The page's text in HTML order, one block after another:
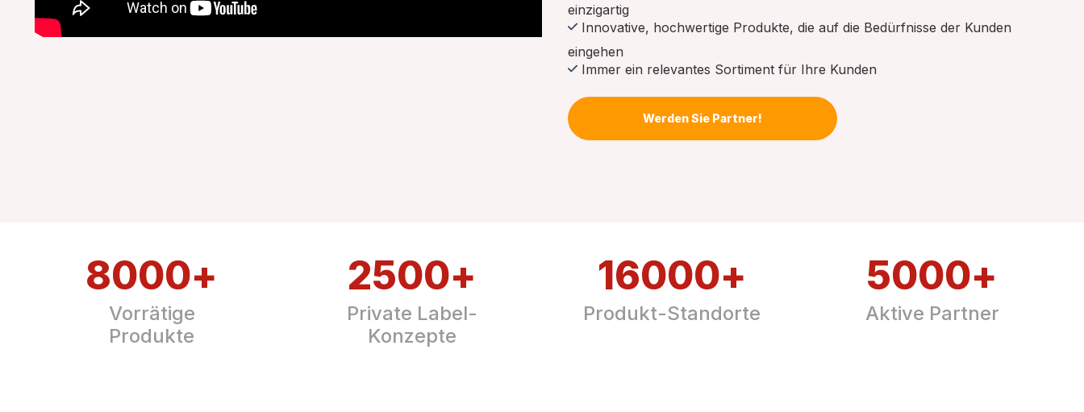
einzigartig
Innovative, hochwertige Produkte, die auf die Bedürfnisse der Kunden
eingehen
Immer ein relevantes Sortiment für Ihre Kunden
Werden Sie Partner!
8000+
Vorrätige
Produkte
2500+
Private Label-
Konzepte
16000+
Produkt-Standorte
5000+
Aktive Partner